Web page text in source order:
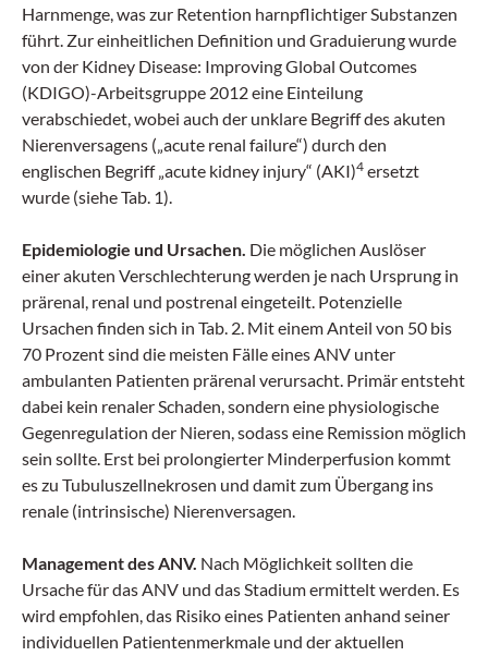
Harnmenge, was zur Retention harnpflichtiger Substanzen
führt. Zur einheitlichen Definition und Graduierung wurde
von der Kidney Disease: Improving Global Outcomes
(KDIGO)-Arbeitsgruppe 2012 eine Einteilung
verabschiedet, wobei auch der unklare Begriff des akuten
Nierenversagens („acute renal failure“) durch den
englischen Begriff „acute kidney injury“ (AKI)4 ersetzt
wurde (siehe Tab. 1).
Epidemiologie und Ursachen. Die möglichen Auslöser
einer akuten Verschlechterung werden je nach Ursprung in
prärenal, renal und postrenal eingeteilt. Potenzielle
Ursachen finden sich in Tab. 2. Mit einem Anteil von 50 bis
70 Prozent sind die meisten Fälle eines ANV unter
ambulanten Patienten prärenal verursacht. Primär entsteht
dabei kein renaler Schaden, sondern eine physiologische
Gegenregulation der Nieren, sodass eine Remission möglich
sein sollte. Erst bei prolongierter Minderperfusion kommt
es zu Tubuluszellnekrosen und damit zum Übergang ins
renale (intrinsische) Nierenversagen.
Management des ANV. Nach Möglichkeit sollten die
Ursache für das ANV und das Stadium ermittelt werden. Es
wird empfohlen, das Risiko eines Patienten anhand seiner
individuellen Patientenmerkmale und der aktuellen